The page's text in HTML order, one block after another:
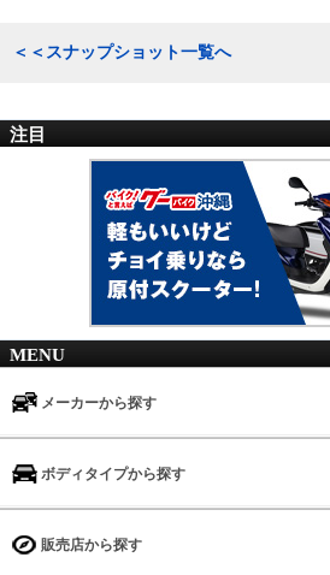
＜＜スナップショット一覧へ
注目
MENU
メーカーから探す
ボディタイプから探す
販売店から探す